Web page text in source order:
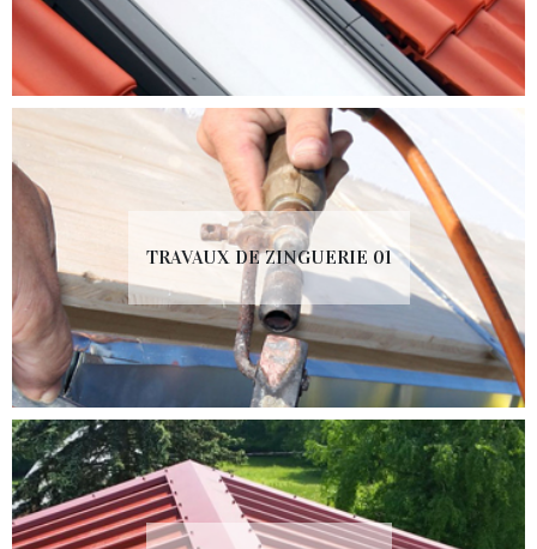
TRAVAUX DE ZINGUERIE 01